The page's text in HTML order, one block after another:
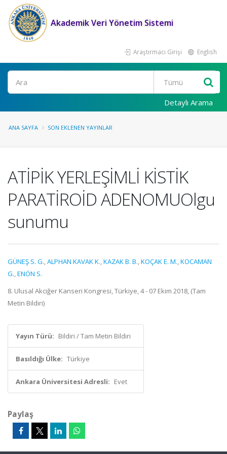
Akademik Veri Yönetim Sistemi
Araştırmacı Girişi English
Ara
Detaylı Arama
ANA SAYFA SON EKLENEN YAYINLAR
ATİPİK YERLEŞİMLİ KİSTİK
PARATİROİD ADENOMUOlgu
sunumu
GÜNEŞ S. G.,ALPHAN KAVAK K.,KAZAK B. B.,KOÇAK E. M.,KOCAMAN
G.,ENÖN S.
8. Ulusal Akciğer Kanseri Kongresi, Türkiye, 4 - 07 Ekim 2018, (Tam
Metin Bildiri)
Yayın Türü: Bildiri / Tam Metin Bildiri
Basıldığı Ülke: Türkiye
Ankara Üniversitesi Adresli: Evet
Paylaş